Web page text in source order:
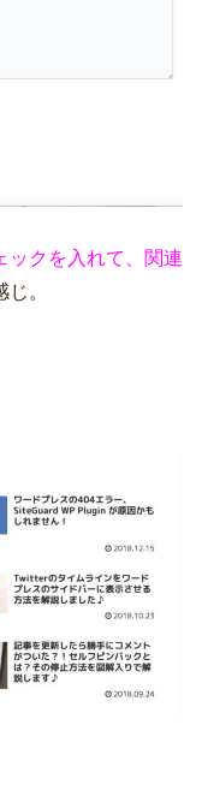
ックを入れて、関連
。